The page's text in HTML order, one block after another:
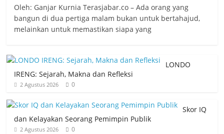
Oleh: Ganjar Kurnia Terasjabar.co – Ada orang yang
bangun di dua pertiga malam bukan untuk bertahajud,
melainkan untuk memastikan siapa yang
LONDO
IRENG: Sejarah, Makna dan Refleksi
2 Agustus 2026 0
Skor IQ
dan Kelayakan Seorang Pemimpin Publik
2 Agustus 2026 0